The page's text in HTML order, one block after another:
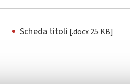
Scheda titoli [.docx 25 KB]